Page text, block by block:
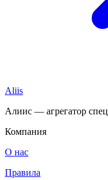
Aliis
Алиис — агрегатор
Компания
О нас
Правила